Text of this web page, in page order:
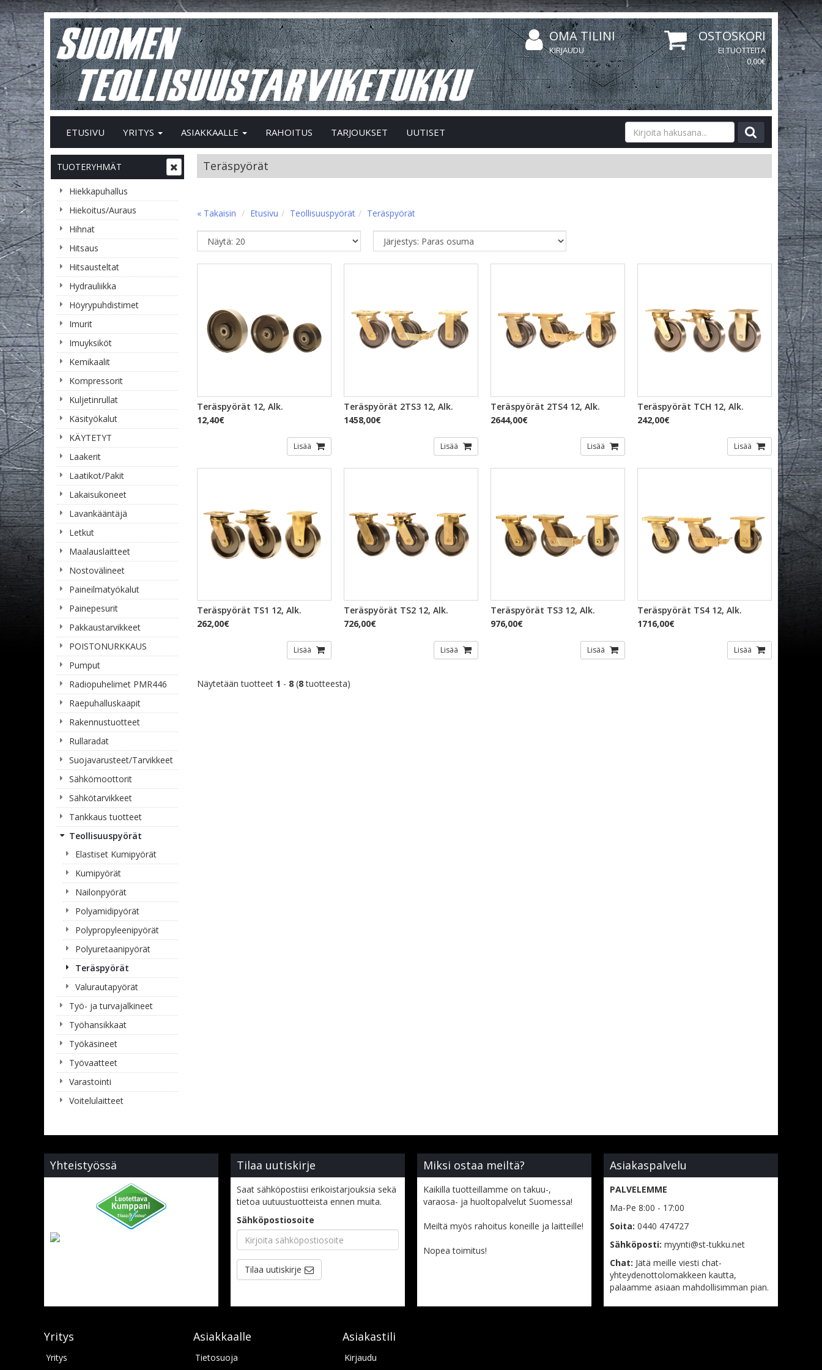
OMA TILINI
KIRJAUDU
OSTOSKORI
EI TUOTTEITA
0,00€
ETUSIVU YRITYS ASIAKKAALLE RAHOITUS TARJOUKSET UUTISET
TUOTERYHMÄT
Hiekkapuhallus
Hiekoitus/Auraus
Hihnat
Hitsaus
Hitsausteltat
Hydrauliikka
Höyrypuhdistimet
Imurit
Imuyksiköt
Kemikaalit
Kompressorit
Kuljetinrullat
Käsityökalut
KÄYTETYT
Laakerit
Laatikot/Pakit
Lakaisukoneet
Lavankääntäjä
Letkut
Maalauslaitteet
Nostovälineet
Paineilmatyökalut
Painepesurit
Pakkaustarvikkeet
POISTONURKKAUS
Pumput
Radiopuhelimet PMR446
Raepuhalluskaapit
Rakennustuotteet
Rullaradat
Suojavarusteet/Tarvikkeet
Sähkömoottorit
Sähkötarvikkeet
Tankkaus tuotteet
Teollisuuspyörät
Elastiset Kumipyörät
Kumipyörät
Nailonpyörät
Polyamidipyörät
Polypropyleenipyörät
Polyuretaanipyörät
Teräspyörät
Valurautapyörät
Työ- ja turvajalkineet
Työhansikkaat
Työkäsineet
Työvaatteet
Varastointi
Voitelulaitteet
Teräspyörät
« Takaisin Etusivu Teollisuuspyörät Teräspyörät
PIKAKATSELU
Teräspyörät 12, Alk.
12,40€
Lisää
PIKAKATSELU
Teräspyörät 2TS3 12, Alk.
1458,00€
Lisää
PIKAKATSELU
Teräspyörät 2TS4 12, Alk.
2644,00€
Lisää
PIKAKATSELU
Teräspyörät TCH 12, Alk.
242,00€
Lisää
PIKAKATSELU
Teräspyörät TS1 12, Alk.
262,00€
Lisää
PIKAKATSELU
Teräspyörät TS2 12, Alk.
726,00€
Lisää
PIKAKATSELU
Teräspyörät TS3 12, Alk.
976,00€
Lisää
PIKAKATSELU
Teräspyörät TS4 12, Alk.
1716,00€
Lisää
Näytetään tuotteet 1 - 8 (8tuotteesta)
Yhteistyössä Tilaa uutiskirje
Saat sähköpostiisi erikoistarjouksia sekä
tietoa uutuustuotteista ennen muita.
Sähköpostiosoite
Tilaa uutiskirje
Miksi ostaa meiltä?
Kaikilla tuotteillamme on takuu-,
varaosa- ja huoltopalvelut Suomessa!
Meiltä myös rahoitus koneille ja laitteille!
Nopea toimitus!
Asiakaspalvelu
PALVELEMME
Ma-Pe 8:00 - 17:00
Soita: 0440 474727
Sähköposti: myynti@st-tukku.net
Chat: Jätä meille viesti chat-
yhteydenottolomakkeen kautta,
palaamme asiaan mahdollisimman pian.
Yritys
Yritys
Asiakkaalle
Tietosuoja
Asiakastili
Kirjaudu